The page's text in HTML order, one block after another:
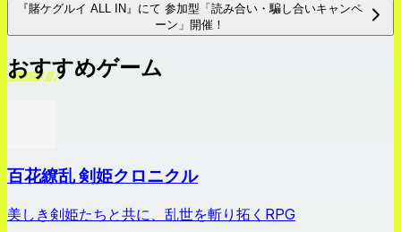
『賭ケグルイ ALL IN』にて 参加型「読み合い・騙し合いキャンペ
ーン」開催！
おすすめゲーム
百花繚乱 剣姫クロニクル
美しき剣姫たちと共に、乱世を斬り拓くRPG